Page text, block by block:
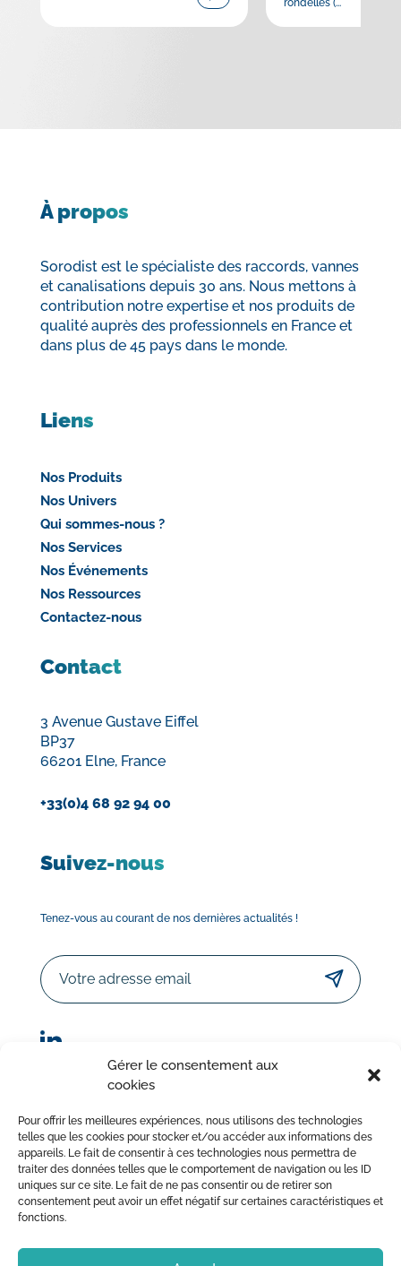
Gérer le consentement aux
cookies
Pour offrir les meilleures expériences, nous utilisons des technologies
telles que les cookies pour stocker et/ou accéder aux informations des
appareils. Le fait de consentir à ces technologies nous permettra de
traiter des données telles que le comportement de navigation ou les ID
uniques sur ce site. Le fait de ne pas consentir ou de retirer son
consentement peut avoir un effet négatif sur certaines caractéristiques et
fonctions.
rondelles (...
À propos
Sorodist est le spécialiste des raccords, vannes
et canalisations depuis 30 ans. Nous mettons à
contribution notre expertise et nos produits de
qualité auprès des professionnels en France et
dans plus de 45 pays dans le monde.
Liens
Nos Produits
Nos Univers
Qui sommes-nous ?
Nos Services
Nos Événements
Nos Ressources
Contactez-nous
Contact
3 Avenue Gustave Eiffel
BP37
66201 Elne, France
+33(0)4 68 92 94 00
Suivez-nous
Tenez-vous au courant de nos dernières actualités !
Email
© Sorodist 2023 – Tous droits réservés | Réalisation :
AttrapTemps|Mentions légales|Politique de confidentialité
|Conditions Générales de Vente